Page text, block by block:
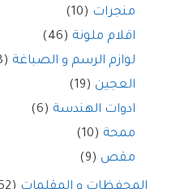
منجرات (10)
اقلام ملونة (46)
لوازم الرسم و الصباغة (38)
العجين (19)
ادوات الهندسة (6)
ممحة (10)
مقص (9)